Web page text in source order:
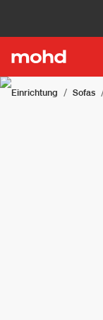
Einrichtung Sofas